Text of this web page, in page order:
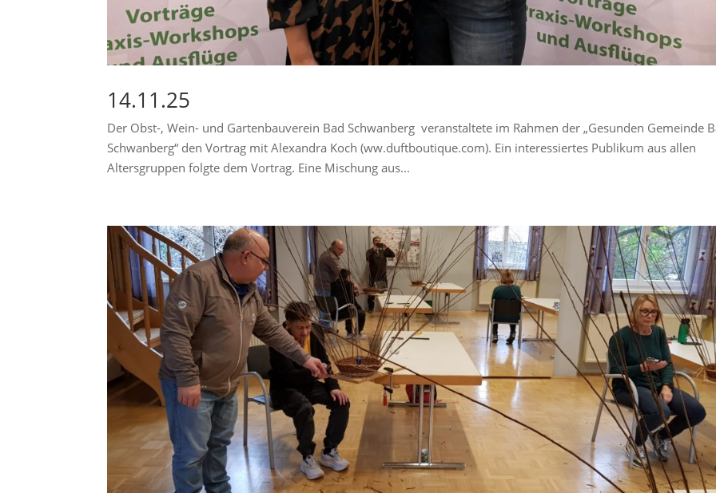
14.11.25
Der Obst-, Wein- und Gartenbauverein Bad Schwanberg veranstaltete im Rahmen der „Gesunden Gemeinde
Schwanberg“ den Vortrag mit Alexandra Koch (ww.duftboutique.com). Ein interessiertes Publikum aus allen
Altersgruppen folgte dem Vortrag. Eine Mischung aus...